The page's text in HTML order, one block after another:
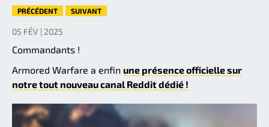
PRÉCÉDENT SUIVANT
05 FÉV | 2025
Commandants !
Armored Warfare a enfin une présence officielle sur
notre tout nouveau canal Reddit dédié !